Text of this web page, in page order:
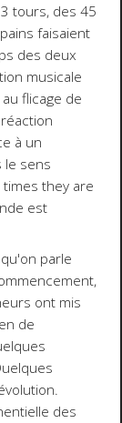
tours, des 45
faisaient
des deux
musicale
flicage de
à un
le sens
times they are
est
parle
ont mis
de
des